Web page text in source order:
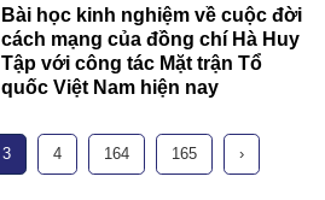
Bài học kinh nghiệm về cuộc đời
cách mạng của đồng chí Hà Huy
Tập với công tác Mặt trận Tổ
quốc Việt Nam hiện nay
3 4 164 165 ›